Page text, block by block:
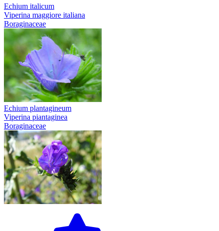
Echium italicum
Viperina maggiore italiana
Boraginaceae
Echium plantagineum
Viperina piantaginea
Boraginaceae